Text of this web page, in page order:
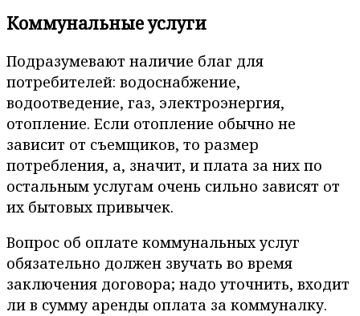
Коммунальные услуги
Подразумевают наличие благ для
потребителей: водоснабжение,
водоотведение, газ, электроэнергия,
отопление. Если отопление обычно не
зависит от съемщиков, то размер
потребления, а, значит, и плата за них по
остальным услугам очень сильно зависят от
их бытовых привычек.
Вопрос об оплате коммунальных услуг
обязательно должен звучать во время
заключения договора; надо уточнить, входит
ли в сумму аренды оплата за коммуналку.